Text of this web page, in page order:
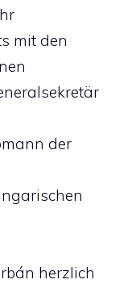
mit den
der
herzlich